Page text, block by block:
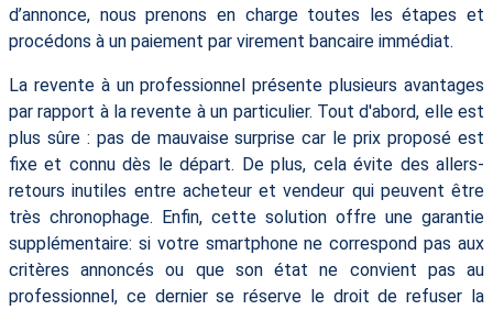
d’annonce, nous prenons en charge toutes les étapes et
procédons à un paiement par virement bancaire immédiat.
La revente à un professionnel présente plusieurs avantages
par rapport à la revente à un particulier. Tout d'abord, elle est
plus sûre : pas de mauvaise surprise car le prix proposé est
fixe et connu dès le départ. De plus, cela évite des allers-
retours inutiles entre acheteur et vendeur qui peuvent être
très chronophage. Enfin, cette solution offre une garantie
supplémentaire: si votre smartphone ne correspond pas aux
critères annoncés ou que son état ne convient pas au
professionnel, ce dernier se réserve le droit de refuser la